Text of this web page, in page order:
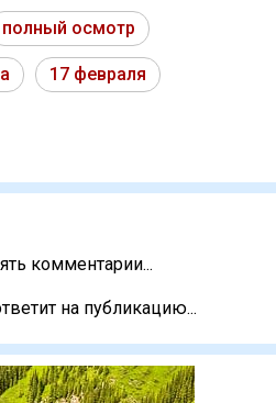
полный осмотр
17 февраля
комментарии...
на публикацию...